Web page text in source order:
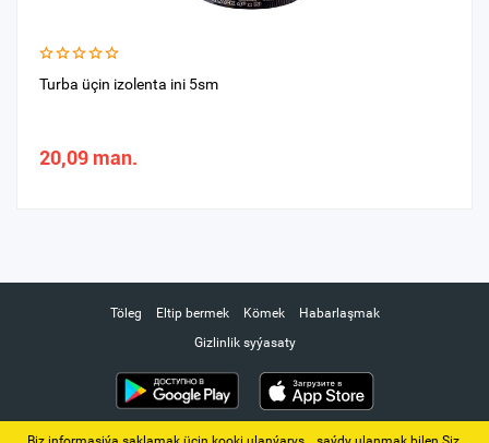
Turba üçin izolenta ini 5sm
20,09 man.
Töleg Eltip bermek Kömek
Habarlaşmak
Gizlinlik syýasaty